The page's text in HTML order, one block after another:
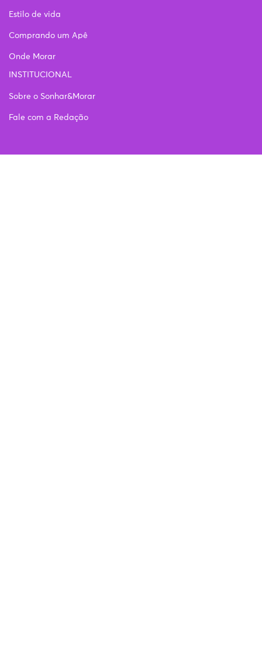
Estilo de vida
Comprando um Apê
Onde Morar
INSTITUCIONAL
Sobre o Sonhar&Morar
Fale com a Redação